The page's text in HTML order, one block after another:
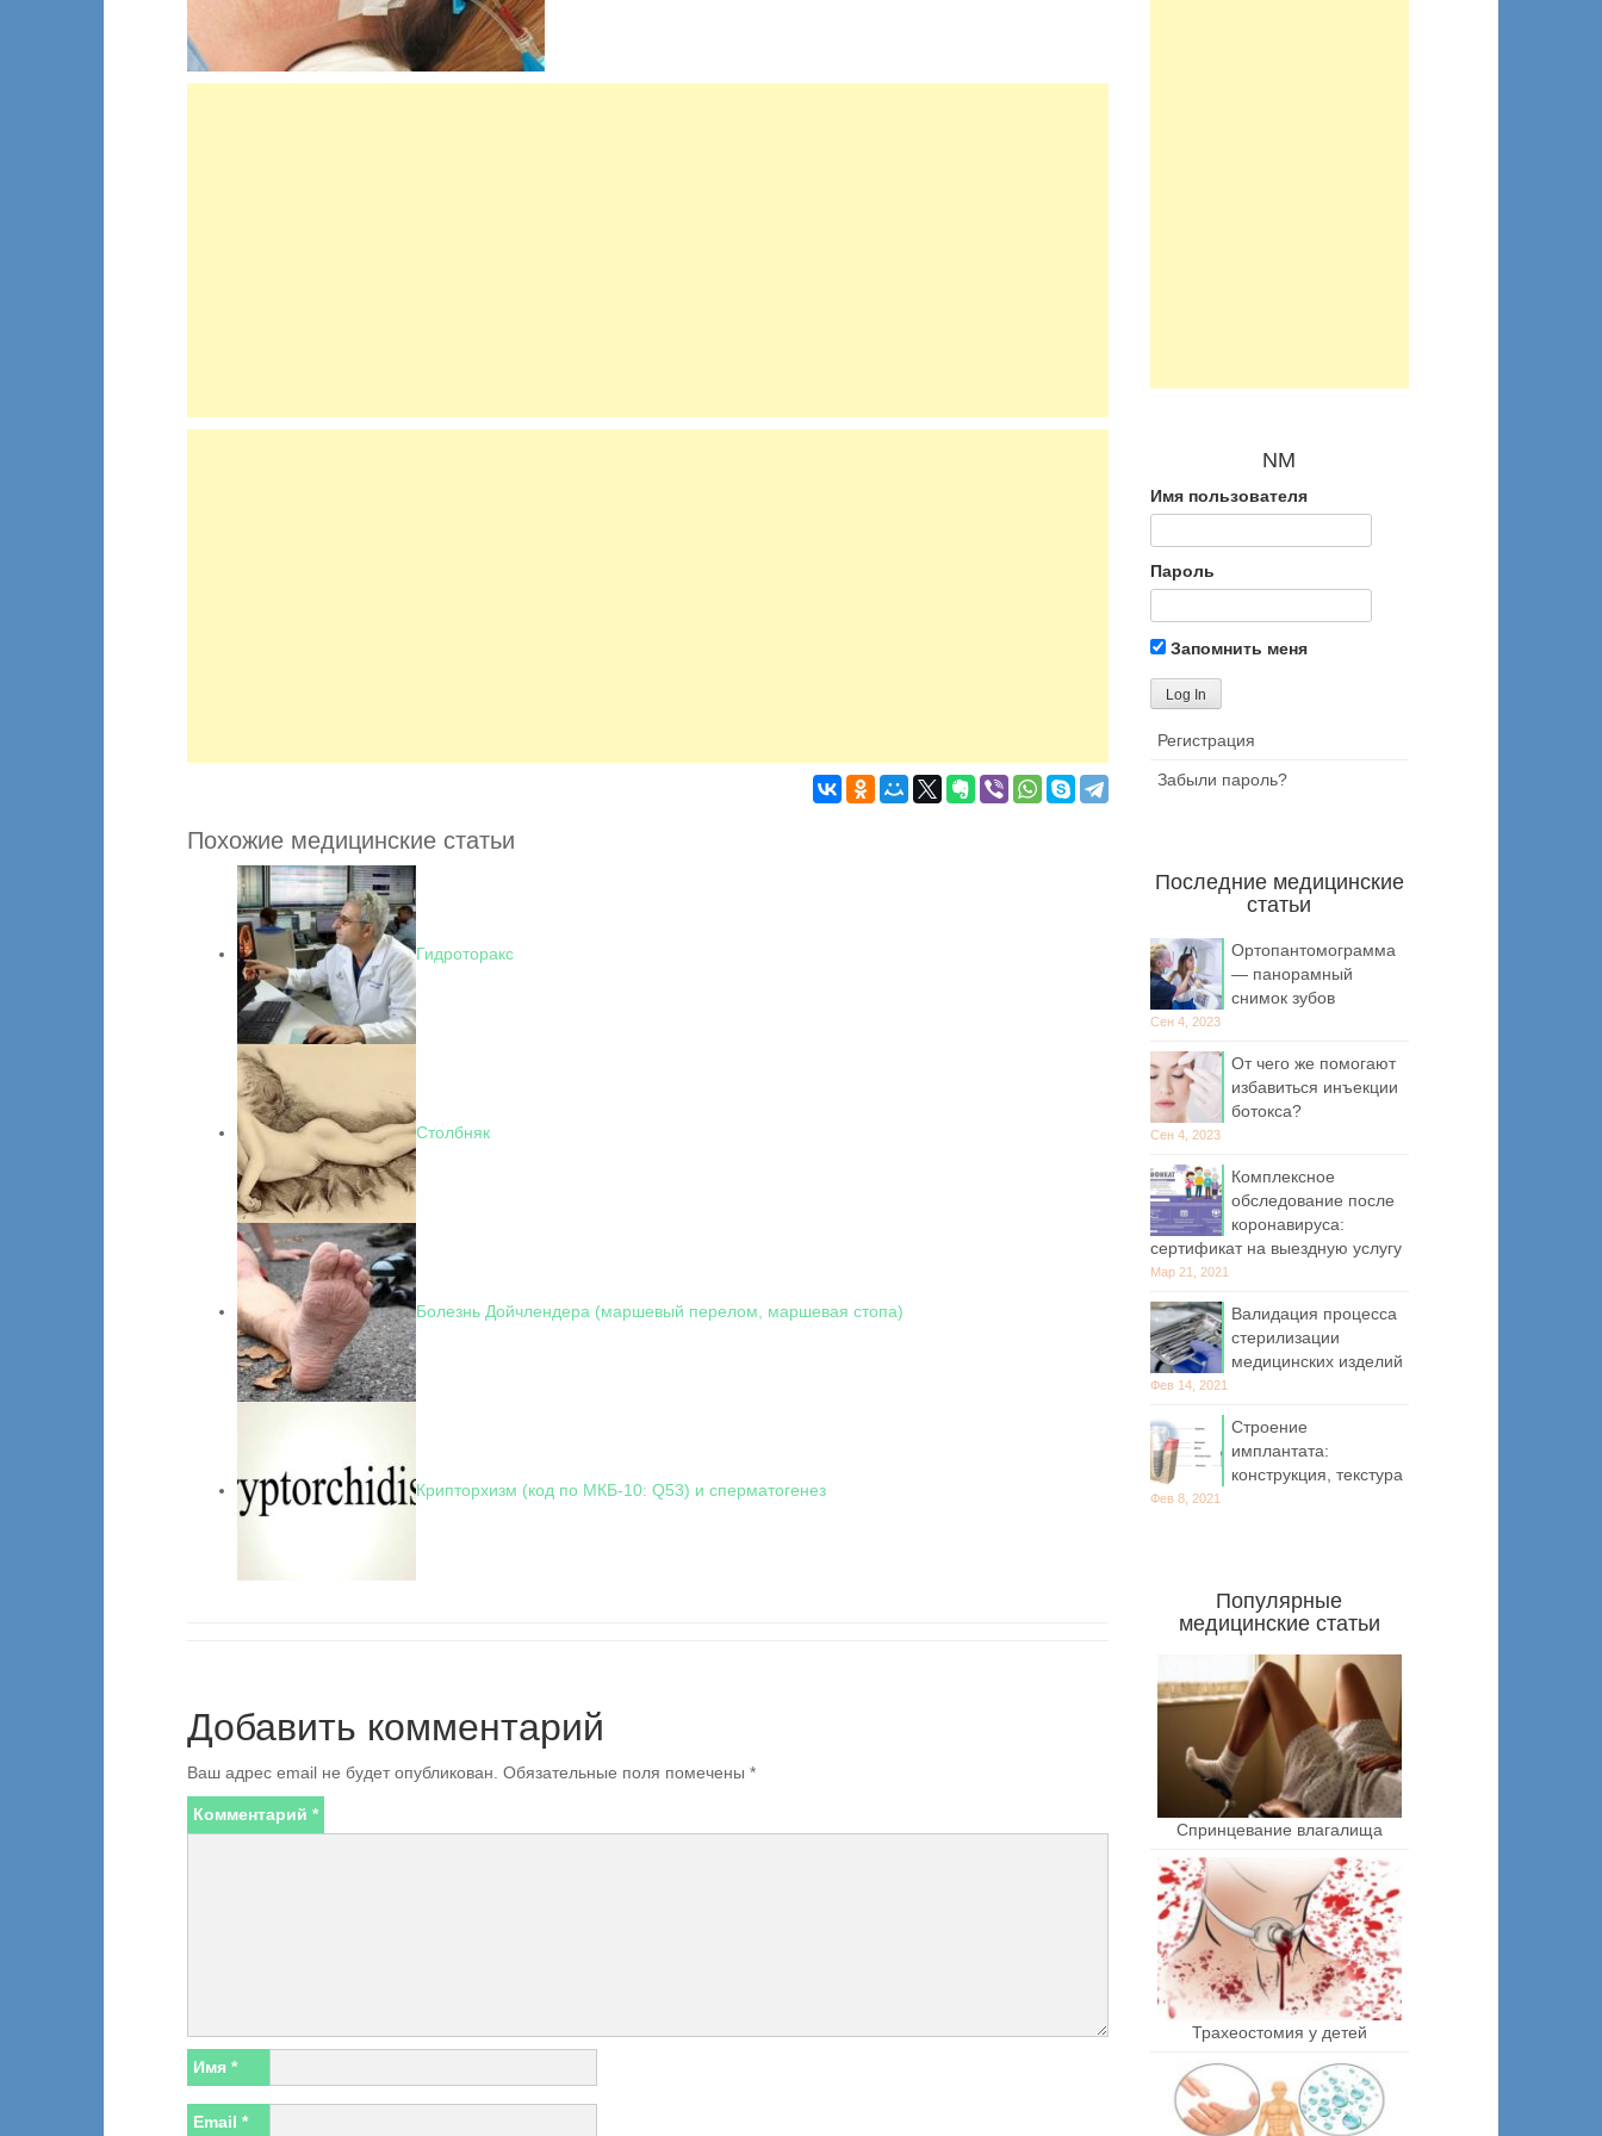
Похожие медицинские статьи
Гидроторакс
Столбняк
Болезнь Дойчлендера (маршевый перелом, маршевая стопа)
Крипторхизм (код по МКБ-10: Q53) и сперматогенез
Добавить комментарий
Ваш адрес email не будет опубликован. Обязательные поля помечены *
Комментарий *
Имя *
Email *
NM
Имя пользователя
Пароль
Запомнить меня
Регистрация
Забыли пароль?
Последние медицинские
статьи
Ортопантомограмма
— панорамный
снимок зубов
Сен 4, 2023
От чего же помогают
избавиться инъекции
ботокса?
Сен 4, 2023
Комплексное
обследование после
коронавируса:
сертификат на выездную услугу
Мар 21, 2021
Валидация процесса
стерилизации
медицинских изделий
Фев 14, 2021
Строение
имплантата:
конструкция, текстура
Фев 8, 2021
Популярные
медицинские статьи
Спринцевание влагалища
Трахеостомия у детей